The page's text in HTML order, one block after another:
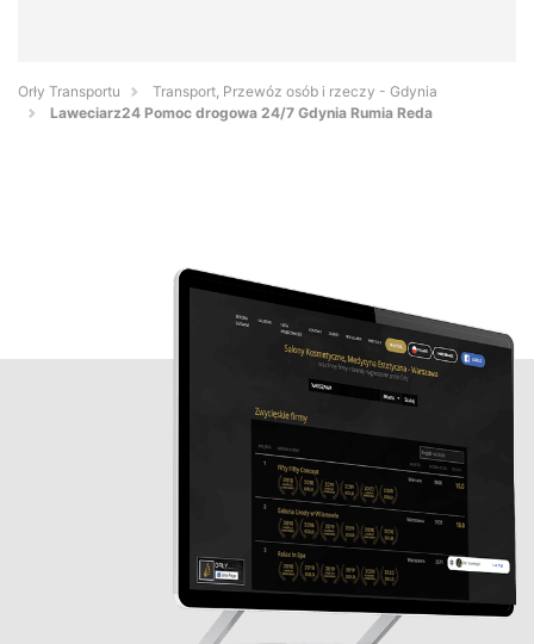
Orły Transportu
Transport, Przewóz osób i rzeczy - Gdynia
Laweciarz24 Pomoc drogowa 24/7 Gdynia Rumia Reda